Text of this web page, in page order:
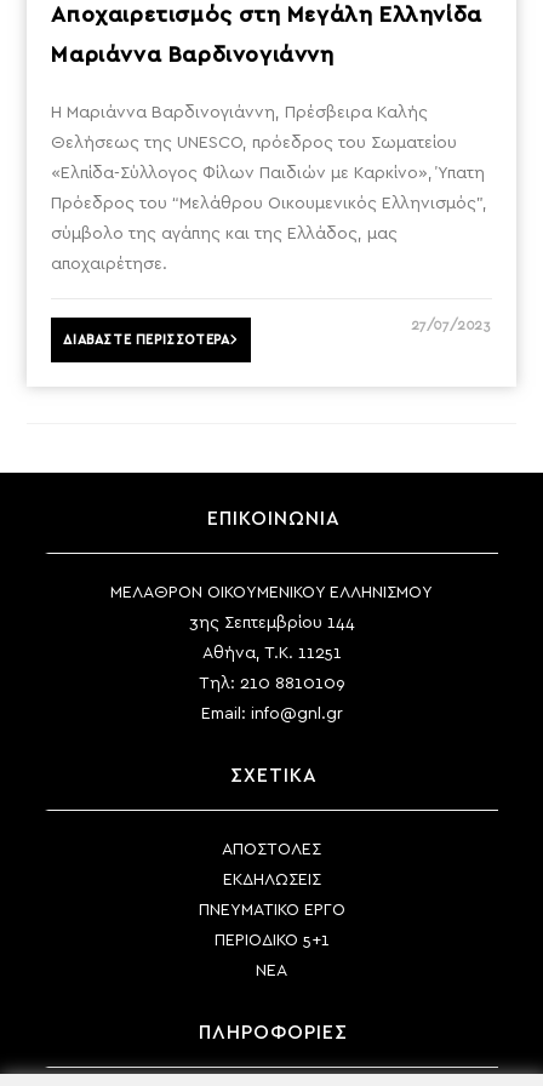
Αποχαιρετισμός στη Μεγάλη Ελληνίδα
Μαριάννα Βαρδινογιάννη
Η Μαριάννα Βαρδινογιάννη, Πρέσβειρα Καλής
Θελήσεως της UNESCO, πρόεδρος του Σωματείου
«Ελπίδα-Σύλλογος Φίλων Παιδιών με Καρκίνο», Ύπατη
Πρόεδρος του “Μελάθρου Οικουμενικός Ελληνισμός”,
σύμβολο της αγάπης και της Ελλάδος, μας
αποχαιρέτησε.
ΔΙΑΒΑΣΤΕ ΠΕΡΙΣΣΟΤΕΡΑ
27/07/2023
ΕΠΙΚΟΙΝΩΝΙΑ
ΜΕΛΑΘΡΟΝ ΟΙΚΟΥΜΕΝΙΚΟΥ ΕΛΛΗΝΙΣΜΟΥ
3ης Σεπτεμβρίου 144
Αθήνα, Τ.Κ. 11251
Τηλ: 210 8810109
Email: info@gnl.gr
ΣΧΕΤΙΚΑ
ΑΠΟΣΤΟΛΕΣ
ΕΚΔΗΛΩΣΕΙΣ
ΠΝΕΥΜΑΤΙΚΟ ΕΡΓΟ
ΠΕΡΙΟΔΙΚΟ 5+1
ΝΕΑ
ΠΛΗΡΟΦΟΡΙΕΣ